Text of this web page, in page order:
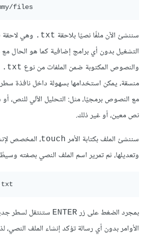
سننشئ الآن ملفًا نصيًا بلاحقة txt.
وهي لاحقة
التشغيل بدون أي برامج إضافية كما هو الحال مع
والنصوص المكتوبة ضمن الملفات من نوع txt.
منسقة، يمكن استخدامها بسهولة داخل نافذة سطر
مع النصوص برمجيًا، مثل: التحليل الآلي للنص،
نص معين، أو غير ذلك.
سننشئ الملف بكتابة الأمر touch، المخصص
وتعديلها، ثم تمرير اسم الملف النصي بصفته
بمجرد الضغط على زر ENTER ستنتقل لسطر
الأوامر بدون أي رسالة تؤكد إنشاء الملف